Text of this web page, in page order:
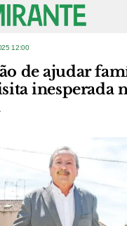
12:00
de ajudar
inesperada